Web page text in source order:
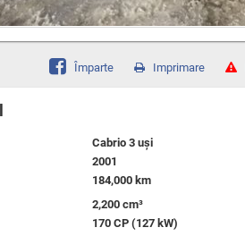
Împarte Imprimare
Cabrio 3 uşi
2001
184,000 km
2,200 cm³
170 CP (127 kW)